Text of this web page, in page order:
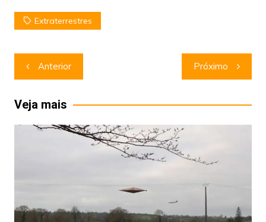
Extraterrestres
Navegação
de
Post
Anterior Próximo
Veja mais